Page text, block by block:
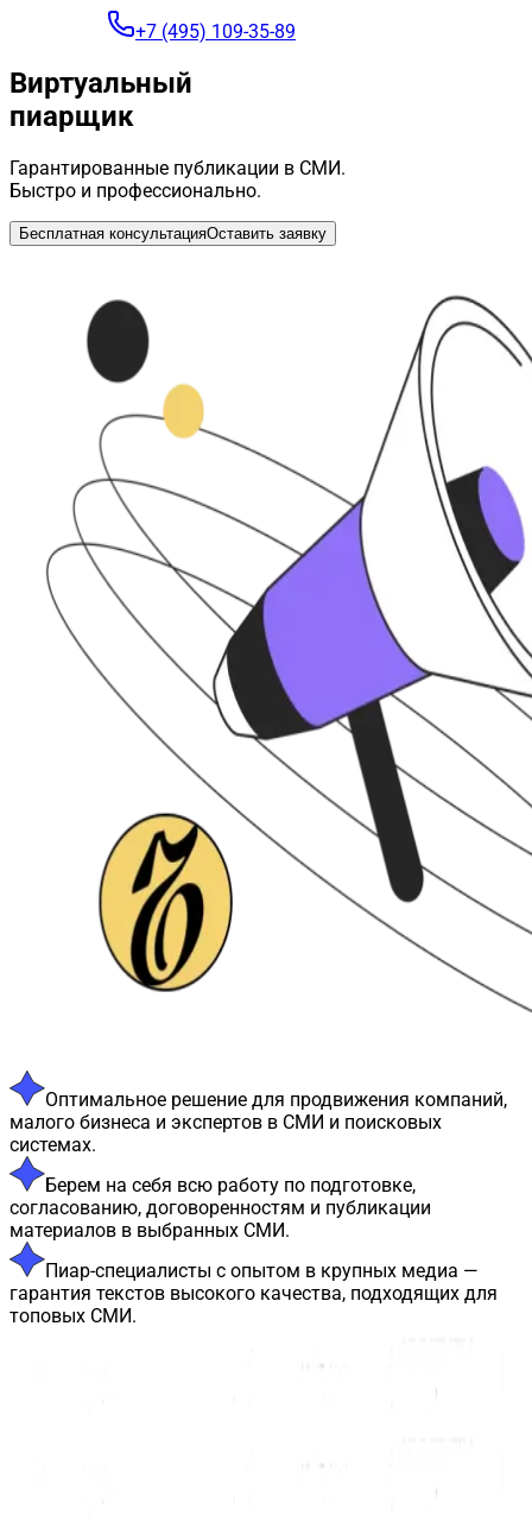
+7 (495) 109-35-89
Виртуальный
пиарщик
Гарантированные публикации в СМИ.
Быстро и профессионально.
Бесплатная консультацияОставить заявку
Оптимальное решение для продвижения компаний,
малого бизнеса и экспертов в СМИ и поисковых
системах.
Берем на себя всю работу по подготовке,
согласованию, договоренностям и публикации
материалов в выбранных СМИ.
Пиар-специалисты с опытом в крупных медиа —
гарантия текстов высокого качества, подходящих для
топовых СМИ.